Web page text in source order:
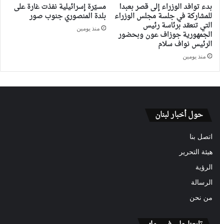
بدء توافد الوزراء إلى قصر بعبدا
للمشاركة في جلسة مجلس الوزراء
التي تنعقد برئاسة رئيس
الجمهورية جوزاف عون وبحضور
الرئيس نواف سلام
منذ يومين
مسيّرة إسرائيلية نفذت غارة على
بلدة المنصوري جنوب صور
منذ يومين
حول أخبار لبنان
اتصل بنا
هيئة التحرير
الرؤية
الرسالة
من نحن